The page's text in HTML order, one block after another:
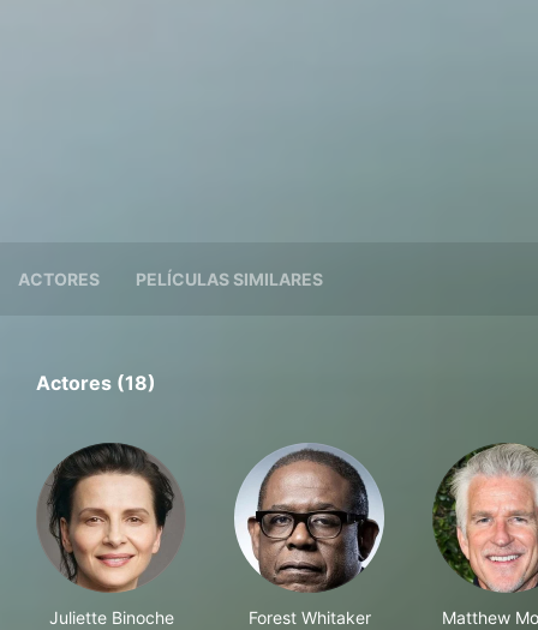
ACTORES PELÍCULAS SIMILARES
Actores (18)
Juliette Binoche
Forest Whitaker
Matthew